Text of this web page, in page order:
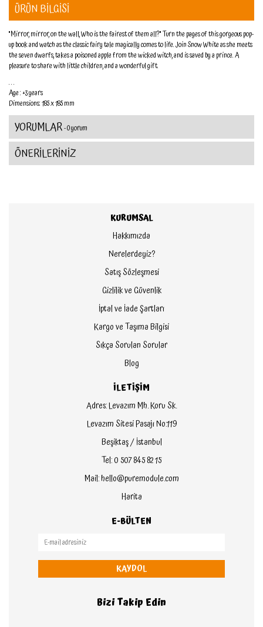
ÜRÜN BİLGİSİ
"Mirror, mirror, on the wall, Who is the fairest of them all?" Turn the pages of this gorgeous pop-
up book and watch as the classic fairy tale magically comes to life. Join Snow White as she meets
the seven dwarfs, takes a poisoned apple from the wicked witch, and is saved by a prince. A
pleasure to share with little children, and a wonderful gift.
. . .
Age : +3 years
Dimensions: 185 x 185 mm
YORUMLAR- 0 yorum
ÖNERİLERİNİZ
KURUMSAL
Hakkımızda
Nerelerdeyiz?
Satış Sözleşmesi
Gizlilik ve Güvenlik
İptal ve İade Şartları
Kargo ve Taşıma Bilgisi
Sıkça Sorulan Sorular
Blog
İLETİŞİM
Adres: Levazım Mh. Koru Sk.
Levazım Sitesi Pasajı No:119
Beşiktaş / İstanbul
Tel: 0 507 845 82 15
Mail: hello@puremodule.com
Harita
E-BÜLTEN
KAYDOL
Bizi Takip Edin